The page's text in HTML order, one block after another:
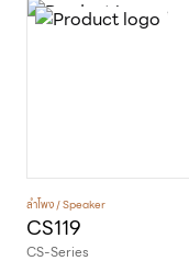
ลำโพง / Speaker
CS119
CS-Series